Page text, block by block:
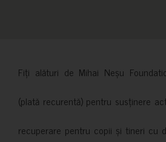
Fiți alături de Mihai Neșu
(plată recurentă) pentru susținere
recuperare pentru copii și tineri cu